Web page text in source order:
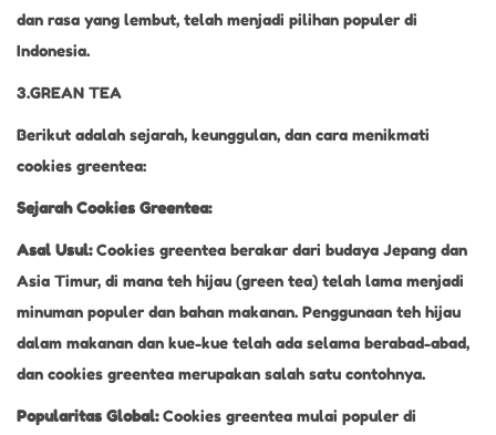
dan rasa yang lembut, telah menjadi pilihan populer di
Indonesia.
3.GREAN TEA
Berikut adalah sejarah, keunggulan, dan cara menikmati
cookies greentea:
Sejarah Cookies Greentea:
Asal Usul:Cookies greentea berakar dari budaya Jepang dan
Asia Timur, di mana teh hijau (green tea) telah lama menjadi
minuman populer dan bahan makanan. Penggunaan teh hijau
dalam makanan dan kue-kue telah ada selama berabad-abad,
dan cookies greentea merupakan salah satu contohnya.
Popularitas Global:Cookies greentea mulai populer di